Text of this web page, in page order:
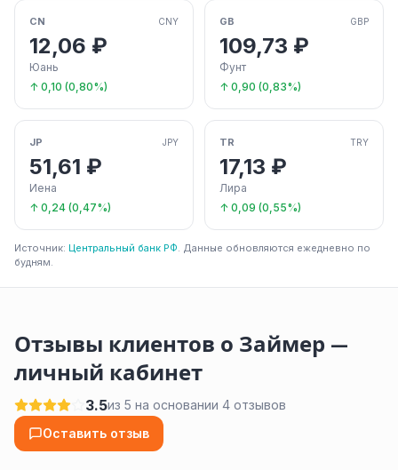
CN CNY
12,06 ₽
Юань
↑ 0,10 (0,80%)
GB GBP
109,73 ₽
Фунт
↑ 0,90 (0,83%)
JP JPY
51,61 ₽
Иена
↑ 0,24 (0,47%)
TR TRY
17,13 ₽
Лира
↑ 0,09 (0,55%)
Источник: Центральный банк РФ. Данные обновляются ежедневно по
будням.
Отзывы клиентов о Займер —
личный кабинет
3.5из 5 на основании 4 отзывов
Оставить отзыв